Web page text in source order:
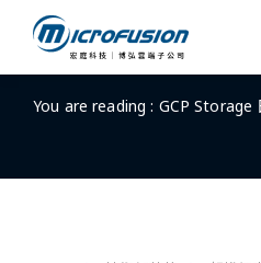
You are reading : GCP Storage